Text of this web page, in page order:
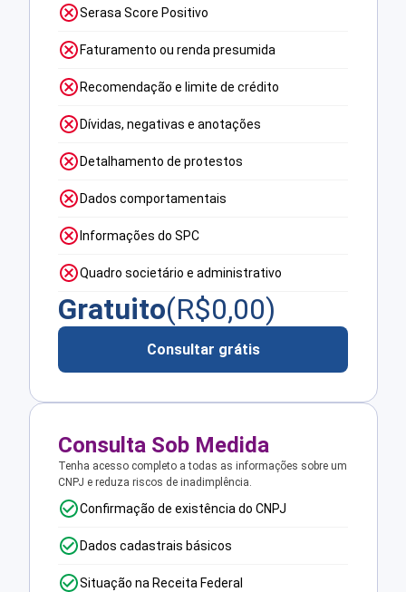
Serasa Score Positivo
Faturamento ou renda presumida
Recomendação e limite de crédito
Dívidas, negativas e anotações
Detalhamento de protestos
Dados comportamentais
Informações do SPC
Quadro societário e administrativo
Gratuito(R$0,00)
Consultar grátis
Consulta Sob Medida
Tenha acesso completo a todas as informações sobre um
CNPJ e reduza riscos de inadimplência.
Confirmação de existência do CNPJ
Dados cadastrais básicos
Situação na Receita Federal